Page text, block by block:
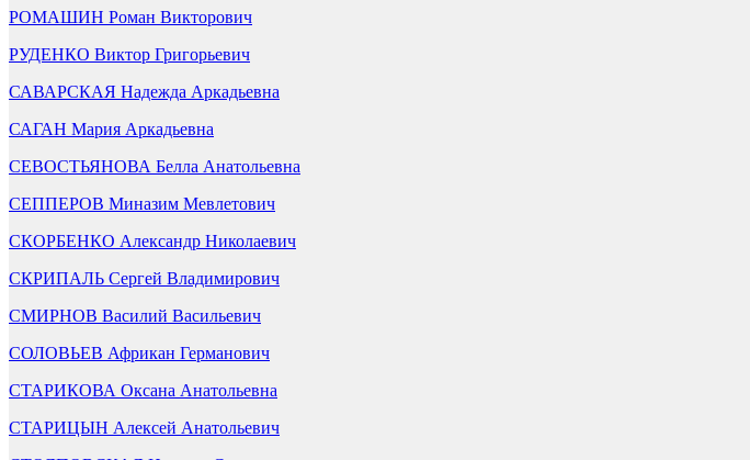
РОМАШИН Роман Викторович
РУДЕНКО Виктор Григорьевич
САВАРСКАЯ Надежда Аркадьевна
САГАН Мария Аркадьевна
СЕВОСТЬЯНОВА Белла Анатольевна
СЕППЕРОВ Миназим Мевлетович
СКОРБЕНКО Александр Николаевич
СКРИПАЛЬ Сергей Владимирович
СМИРНОВ Василий Васильевич
СОЛОВЬЕВ Африкан Германович
СТАРИКОВА Оксана Анатольевна
СТАРИЦЫН Алексей Анатольевич